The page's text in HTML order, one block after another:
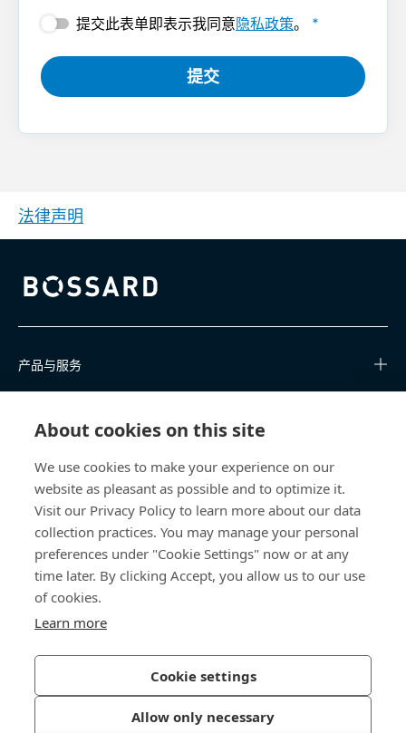
About cookies on this site
We use cookies to make your experience on our
website as pleasant as possible and to optimize it.
Visit our Privacy Policy to learn more about our data
collection practices. You may manage your personal
preferences under "Cookie Settings" now or at any
time later. By clicking Accept, you allow us to our use
of cookies.
Learn more
Cookie settings
Allow only necessary
提交此表单即表示我同意隐私政策。 *
提交
法律声明
Bossard homepage
产品与服务
关于我们
联系我们
china@bossard.com